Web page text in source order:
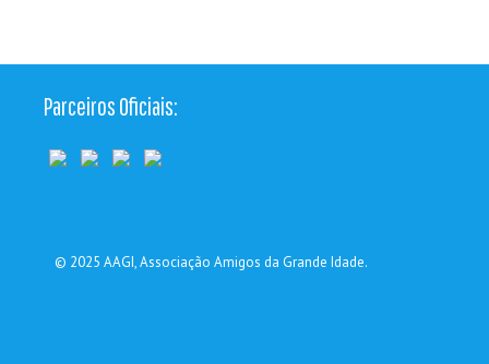
Parceiros Oficiais:
© 2025 AAGI, Associação Amigos da Grande Idade.